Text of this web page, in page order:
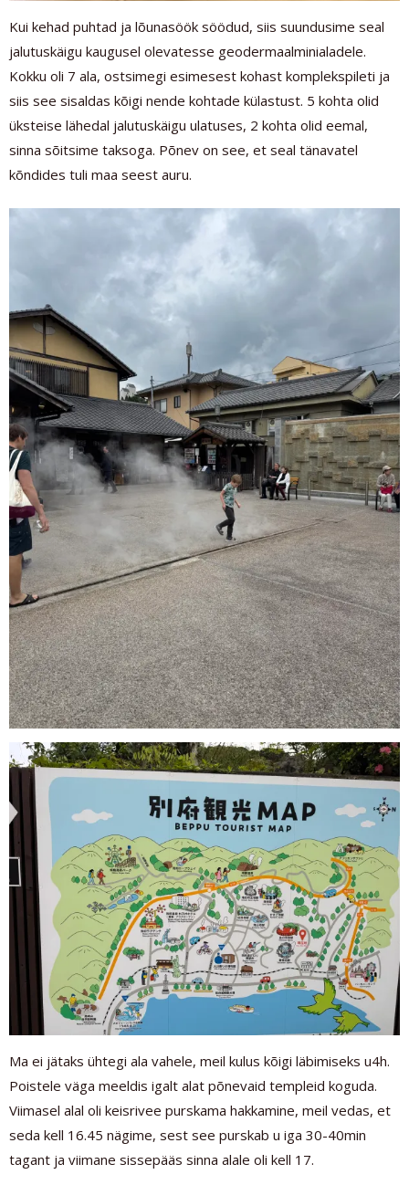
Kui kehad puhtad ja lõunasöök söödud, siis suundusime seal
jalutuskäigu kaugusel olevatesse geodermaalminialadele.
Kokku oli 7 ala, ostsimegi esimesest kohast komplekspileti ja
siis see sisaldas kõigi nende kohtade külastust. 5 kohta olid
üksteise lähedal jalutuskäigu ulatuses, 2 kohta olid eemal,
sinna sõitsime taksoga. Põnev on see, et seal tänavatel
kõndides tuli maa seest auru.
Ma ei jätaks ühtegi ala vahele, meil kulus kõigi läbimiseks u4h.
Poistele väga meeldis igalt alat põnevaid templeid koguda.
Viimasel alal oli keisrivee purskama hakkamine, meil vedas, et
seda kell 16.45 nägime, sest see purskab u iga 30-40min
tagant ja viimane sissepääs sinna alale oli kell 17.